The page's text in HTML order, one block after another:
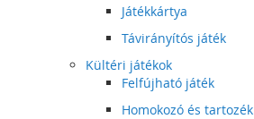
Játékkártya
Távirányítós játék
Kültéri játékok
Felfújható játék
Homokozó és tartozék